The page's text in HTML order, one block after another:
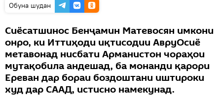
Обуна шудан
Сиёсатшинос Бенҷамин Матевосян имкони
онро, ки Иттиҳоди иқтисодии АвруОсиё
метавонад нисбати Арманистон чораҳои
мутақобила андешад, ба монанди қарори
Ереван дар бораи боздоштани иштироки
худ дар СААД, истисно намекунад.